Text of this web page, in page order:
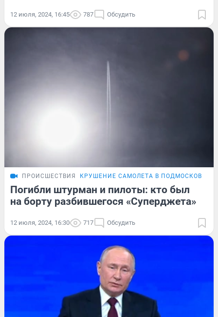
12 июля, 2024, 16:45 787 Обсудить
ПРОИСШЕСТВИЯ КРУШЕНИЕ САМОЛЕТА В ПОДМОСКОВЬЕ
Погибли штурман и пилоты: кто был
на борту разбившегося «Суперджета»
12 июля, 2024, 16:30 717 Обсудить